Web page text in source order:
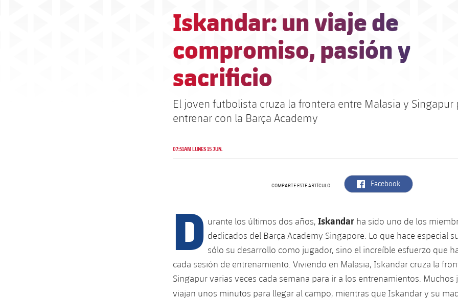
Iskandar: un viaje de
compromiso, pasión y
sacrificio
El joven futbolista cruza la frontera entre Malasia y Singapur
entrenar con la Barça Academy
07:51AM LUNES 15 JUN.
COMPARTE ESTE ARTÍCULO label.aria.facebook
Facebook
D urante los últimos dos años, Iskandar ha sido uno de los
dedicados del Barça Academy Singapore. Lo que hace especial
sólo su desarrollo como jugador, sino el increíble esfuerzo que
cada sesión de entrenamiento. Viviendo en Malasia, Iskandar cruza la
Singapur varias veces cada semana para ir a los entrenamientos. Muchos
viajan unos minutos para llegar al campo, mientras que Iskandar y su